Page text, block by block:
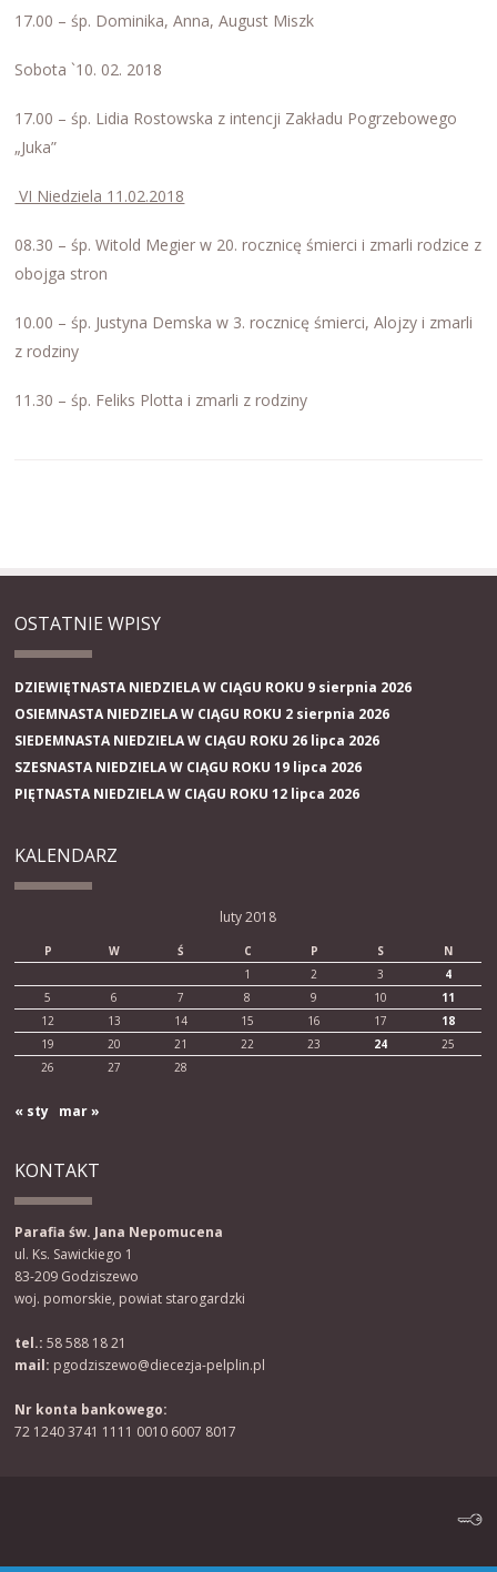
17.00 – śp. Dominika, Anna, August Miszk
Sobota `10. 02. 2018
17.00 – śp. Lidia Rostowska z intencji Zakładu Pogrzebowego
„Juka”
VI Niedziela 11.02.2018
08.30 – śp. Witold Megier w 20. rocznicę śmierci i zmarli rodzice z
obojga stron
10.00 – śp. Justyna Demska w 3. rocznicę śmierci, Alojzy i zmarli
z rodziny
11.30 – śp. Feliks Plotta i zmarli z rodziny
OSTATNIE WPISY
DZIEWIĘTNASTA NIEDZIELA W CIĄGU ROKU 9 sierpnia 2026
OSIEMNASTA NIEDZIELA W CIĄGU ROKU 2 sierpnia 2026
SIEDEMNASTA NIEDZIELA W CIĄGU ROKU 26 lipca 2026
SZESNASTA NIEDZIELA W CIĄGU ROKU 19 lipca 2026
PIĘTNASTA NIEDZIELA W CIĄGU ROKU 12 lipca 2026
KALENDARZ
luty 2018
P W Ś C P S
N
1
2 3
4
5
6 7 8 9 10
11
12
13 14 15 16 17
18
19
20 21 22 23 24
25
26
27 28
« sty mar »
KONTAKT
Parafia św. Jana Nepomucena
ul. Ks. Sawickiego 1
83-209 Godziszewo
woj. pomorskie, powiat starogardzki
tel.: 58 588 18 21
mail: pgodziszewo@diecezja-pelplin.pl
Nr konta bankowego:
72 1240 3741 1111 0010 6007 8017